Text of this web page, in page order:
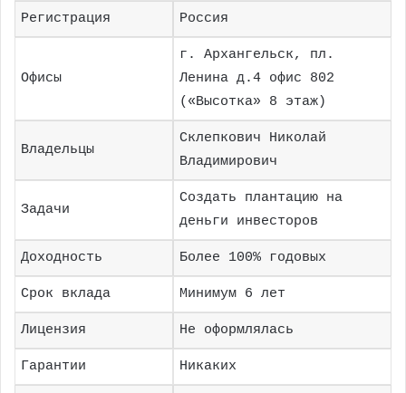
Регистрация Россия
Офисы
г. Архангельск, пл.
Ленина д.4 офис 802
(«Высотка» 8 этаж)
Владельцы
Склепкович Николай
Владимирович
Задачи
Создать плантацию на
деньги инвесторов
Доходность Более 100% годовых
Срок вклада Минимум 6 лет
Лицензия Не оформлялась
Гарантии Никаких